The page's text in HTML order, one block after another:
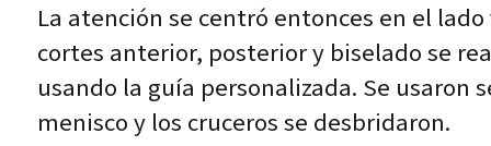
La atención se centró entonces en el
cortes anterior, posterior y biselado se
usando la guía personalizada. Se
menisco y los cruceros se desbridaron.